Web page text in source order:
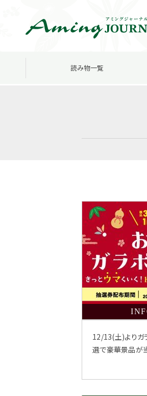
読み物一覧
12/13(土)よりガ
選で豪華景品が